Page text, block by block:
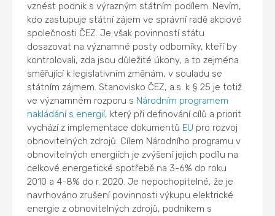
vznést podnik s výrazným státním podílem. Nevím,
kdo zastupuje státní zájem ve správní radě akciové
společnosti ČEZ. Je však povinností státu
dosazovat na významné posty odborníky, kteří by
kontrolovali, zda jsou důležité úkony, a to zejména
směřující k legislativním změnám, v souladu se
státním zájmem. Stanovisko ČEZ, a.s. k § 25 je totiž
ve významném rozporu s Národním programem
nakládání s energií, který při definování cílů a priorit
vychází z implementace dokumentů EU pro rozvoj
obnovitelných zdrojů. Cílem Národního programu v
obnovitelných energiích je zvýšení jejich podílu na
celkové energetické spotřebě na 3-6% do roku
2010 a 4-8% do r. 2020. Je nepochopitelné, že je
navrhováno zrušení povinnosti výkupu elektrické
energie z obnovitelných zdrojů, podnikem s